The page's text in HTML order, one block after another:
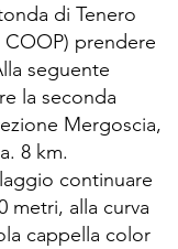
di Tenero
COOP) prendere
seguente
la seconda
Mergoscia,
8 km.
continuare
metri, alla curva
cappella color